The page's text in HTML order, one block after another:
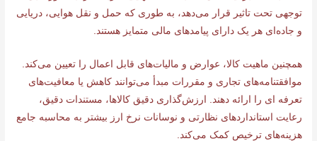
توجهی تحت تاثیر قرار می‌دهد، به طوری که حمل و نقل هوایی، دریایی
و جاده‌ای هر یک دارای پیامدهای مالی متمایز هستند.
همچنین ماهیت کالا، عوارض و مالیات‌های قابل اعمال را تعیین می‌کند.
موافقتنامه‌های تجاری و مقررات مبدأ می‌توانند کاهش یا معافیت‌های
تعرفه ای را ارائه دهند. ارزش‌گذاری دقیق کالاها، مستندات دقیق،
رعایت استانداردهای نظارتی و نوسانات نرخ ارز بیشتر به محاسبه جامع
هزینه‌های ترخیص کمک می‌کند.